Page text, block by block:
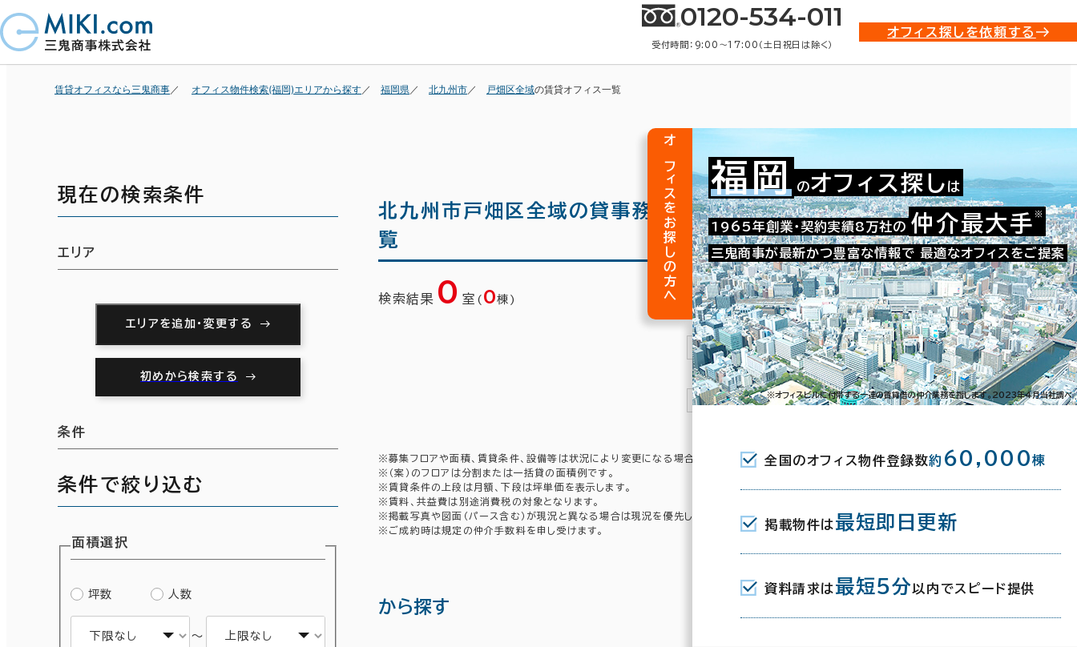
0120-534-011
受付時間：9:00〜17:00（土日祝日は除く）
オフィス探しを依頼する
賃貸オフィスなら三鬼商事 オフィス物件検索(福岡)エリアから探す 福岡県 北九州市 戸畑区全域の賃貸オフィス一覧
北九州市戸畑区全域の貸事務所(賃貸事務所)・賃貸オフィス物件一
覧
検索結果 0 室 ( 0棟) 条件で絞り込む
1
1
※募集フロアや面積、賃貸条件、設備等は状況により変更になる場合があります。
※（案）のフロアは分割または一括貸の面積例です。
※賃貸条件の上段は月額、下段は坪単価を表示します。
※賃料、共益費は別途消費税の対象となります。
※掲載写真や図面（パース含む）が現況と異なる場合は現況を優先します。
※ご成約時は規定の仲介手数料を申し受けます。
から探す
現在の検索条件
エリア
エリアを追加・変更する
初めから検索する
条件
条件で絞り込む
面積選択
坪数 人数
～
オフィスをお探しの方へ 福岡 のオフィス探し は
1965年創業・契約実績8万社の 仲介最大手 ※
三鬼商事が最新かつ豊富な情報で 最適なオフィスをご提案
※オフィスビルに付帯する一連の賃貸借の仲介業務を指します。2023年4月当社調べ
全国のオフィス物件登録数約 60,000棟
掲載物件は 最短即日更新
資料請求は 最短5分 以内でスピード提供